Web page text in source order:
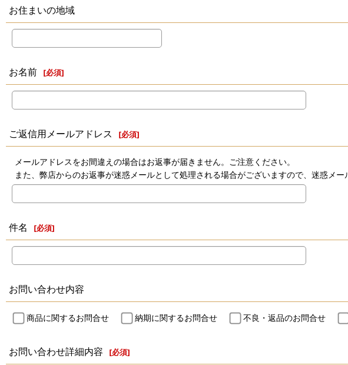
お住まいの地域
お名前 [必須]
ご返信用メールアドレス [必須]
メールアドレスをお間違えの場合はお返事が届きません。ご注意ください。
また、弊店からのお返事が迷惑メールとして処理される場合がございますので、迷惑メー
件名 [必須]
お問い合わせ内容
商品に関するお問合せ 納期に関するお問合せ 不良・返品のお問合せ
お問い合わせ詳細内容 [必須]